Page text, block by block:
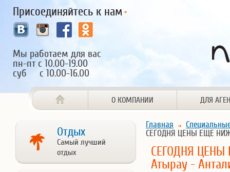
Присоединяйтесь к нам
Мы работаем для вас
пн-пт с 10.00-19.00
суб с 10.00-16.00
О КОМПАНИИ ДЛЯ
Отдых
Самый лучший
отдых
Главная
СЕГОДНЯ ЦЕНЫ ЕЩЕ
СЕГОДНЯ ЦЕНЫ
Атырау -